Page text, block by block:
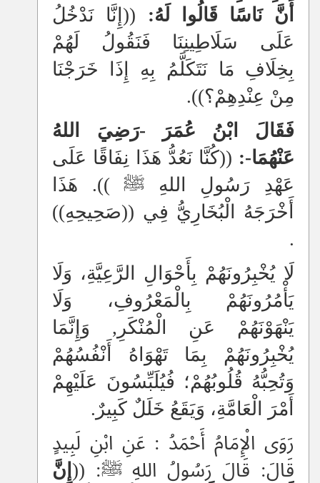
أَنَّ نَاسًا قَالُوا لَهُ: ((إِنَّا نَدْخُلُ
عَلَى سَلَاطِينِنَا فَنَقُولُ لَهُمْ
بِخِلَافِ مَا نَتَكَلَّمُ بِهِ إِذَا خَرَجْنَا
مِنْ عِنْدِهِمْ؟)).
فَقَالَ ابْنُ عُمَرَ -رَضِيَ اللهُ
عَنْهُمَا-: ((كُنَّا نَعُدُّ هَذَا نِفَاقًا عَلَى
عَهْدِ رَسُولِ اللهِ ﷺ )). هَذَا
أَخْرَجَهُ الْبُخَارِيُّ فِي ((صَحِيحِهِ))
.
لَا يُخْبِرُونَهُمْ بِأَحْوَالِ الرَّعِيَّةِ، وَلَا
يَأْمُرُونَهُمْ بِالْمَعْرُوفِ، وَلَا
يَنْهَوْنَهُمْ عَنِ الْمُنْكَرِ, وَإِنَّمَا
يُخْبِرُونَهُمْ بِمَا تَهْوَاهُ أَنْفُسُهُمْ
وَتُحِبُّهُ قُلُوبُهُمْ؛ فُيُلَبِّسُونَ عَلَيْهِمْ
أَمْرَ الْعَامَّةِ، وَيَقَعُ خَلَلٌ كَبِيرٌ.
رَوَى الْإِمَامُ أَحْمَدُ : عَنِ ابْنِ لَبِيدٍ
قَالَ: قَالَ رَسُولُ اللهِ ﷺ: ((إِنَّ